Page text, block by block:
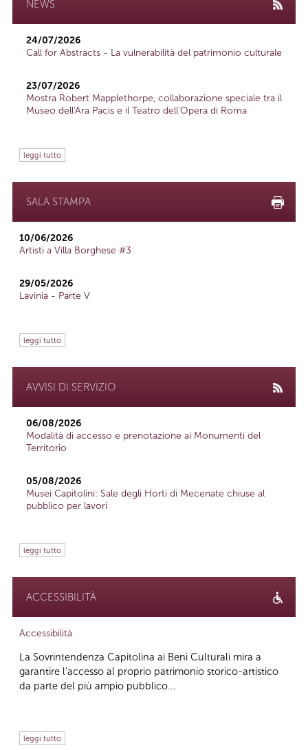
NEWS
24/07/2026
Call for Abstracts - La vulnerabilità del patrimonio culturale
23/07/2026
Mostra Robert Mapplethorpe, collaborazione speciale tra il
Museo dell'Ara Pacis e il Teatro dell'Opera di Roma
leggi tutto
SALA STAMPA
10/06/2026
Artisti a Villa Borghese #3
29/05/2026
Lavinia - Parte V
leggi tutto
AVVISI DI SERVIZIO
06/08/2026
Modalità di accesso e prenotazione ai Monumenti del
Territorio
05/08/2026
Musei Capitolini: Sale degli Horti di Mecenate chiuse al
pubblico per lavori
leggi tutto
ACCESSIBILITÀ
Accessibilità
La Sovrintendenza Capitolina ai Beni Culturali mira a
garantire l’accesso al proprio patrimonio storico-artistico
da parte del più ampio pubblico...
leggi tutto